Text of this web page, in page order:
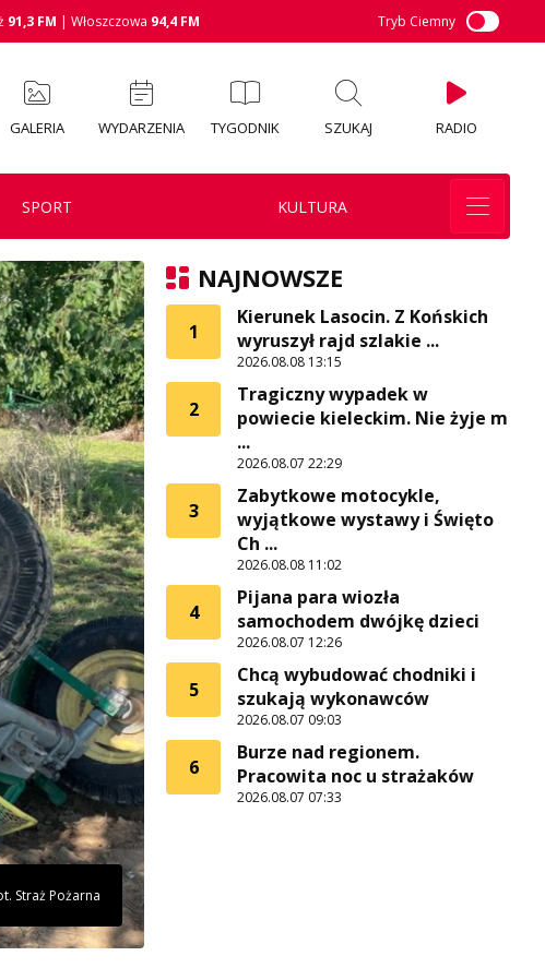
91,3 FM | Włoszczowa 94,4 FM Tryb Ciemny
GALERIA WYDARZENIA TYGODNIK SZUKAJ RADIO
SPORT KULTURA
Straż Pożarna
NAJNOWSZE
1
Kierunek Lasocin. Z Końskich
wyruszył rajd szlakie ...
2026.08.08 13:15
2
Tragiczny wypadek w
powiecie kieleckim. Nie żyje m
...
2026.08.07 22:29
3
Zabytkowe motocykle,
wyjątkowe wystawy i Święto
Ch ...
2026.08.08 11:02
4
Pijana para wiozła
samochodem dwójkę dzieci
2026.08.07 12:26
5
Chcą wybudować chodniki i
szukają wykonawców
2026.08.07 09:03
6
Burze nad regionem.
Pracowita noc u strażaków
2026.08.07 07:33